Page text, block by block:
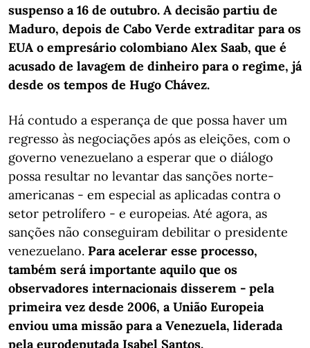
suspenso a 16 de outubro. A decisão partiu de
Maduro, depois de Cabo Verde extraditar para os
EUA o empresário colombiano Alex Saab, que é
acusado de lavagem de dinheiro para o regime, já
desde os tempos de Hugo Chávez.
Há contudo a esperança de que possa haver um
regresso às negociações após as eleições, com o
governo venezuelano a esperar que o diálogo
possa resultar no levantar das sanções norte-
americanas - em especial as aplicadas contra o
setor petrolífero - e europeias. Até agora, as
sanções não conseguiram debilitar o presidente
venezuelano. Para acelerar esse processo,
também será importante aquilo que os
observadores internacionais disserem - pela
primeira vez desde 2006, a União Europeia
enviou uma missão para a Venezuela, liderada
pela eurodeputada Isabel Santos.